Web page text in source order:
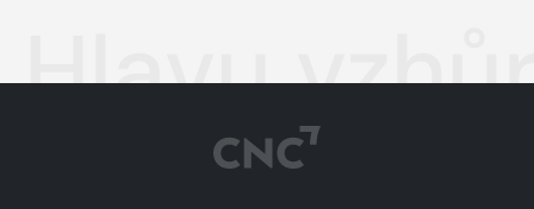
Hlavu